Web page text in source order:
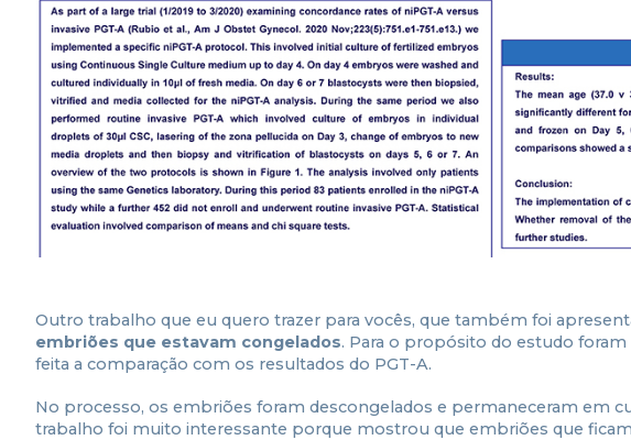
Outro trabalho que eu quero trazer para vocês, que também foi
embriões que estavam congelados. Para o propósito do estudo
feita a comparação com os resultados do PGT-A.
No processo, os embriões foram descongelados e permaneceram em
trabalho foi muito interessante porque mostrou que embriões que